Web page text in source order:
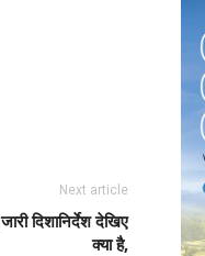
Next article
दिशानिर्देश देखिए
क्या है,